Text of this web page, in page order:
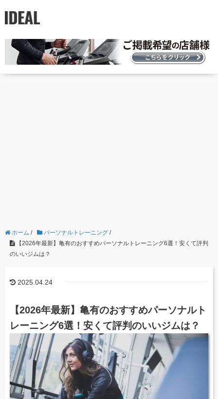
ホーム / パーソナルトレーニング /
【2026年最新】亀有のおすすめパーソナルトレーニング6選！安くて評判
のいいジムは？
2025.04.24
【2026年最新】亀有のおすすめパーソナルト
レーニング6選！安くて評判のいいジムは？